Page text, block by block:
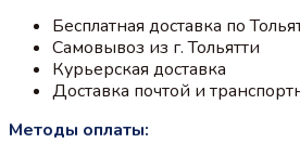
Бесплатная доставка по
Самовывоз из г. Тольятти
Курьерская доставка
Доставка почтой и
Методы оплаты: